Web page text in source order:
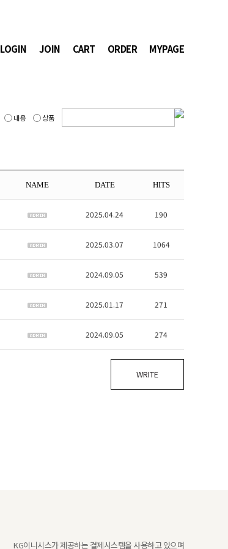
LOGIN JOIN CART ORDER MYPAGE
내용 상품
NAME DATE HITS
2025.04.24 190
2025.03.07 1064
2024.09.05 539
2025.01.17 271
2024.09.05 274
WRITE
KG이니시스가 제공하는 결제시스템을 사용하고 있으며